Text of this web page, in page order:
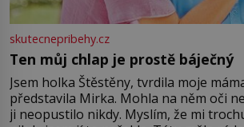
skutecnepribehy.cz
Ten můj chlap je prostě báječný
Jsem holka Štěstěny, tvrdila moje
představila Mirka. Mohla na něm oči
ji neopustilo nikdy. Myslím, že mi